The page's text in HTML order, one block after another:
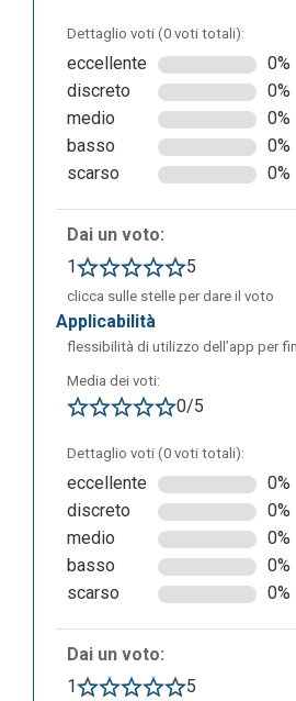
Se ci si iscrive al sito si ha la
free) all’interno di una cartella
Dettaglio voti (0 voti totali):
eccellente
0%
discreto
0%
medio
0%
basso
0%
scarso
0%
Dai un voto:
1
5
clicca sulle stelle per dare il voto
applicabilità
flessibilità di utilizzo dell’app per
Media dei voti:
0/5
Dettaglio voti (0 voti totali):
eccellente
0%
discreto
0%
medio
0%
basso
0%
scarso
0%
Dai un voto:
1
5